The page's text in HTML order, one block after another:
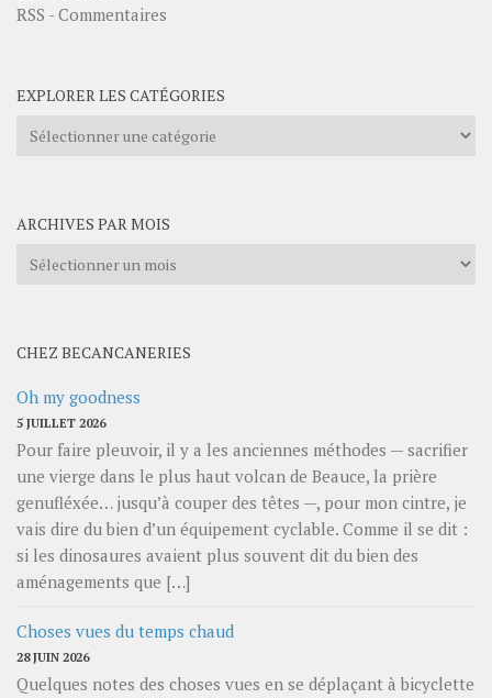
RSS - Commentaires
EXPLORER LES CATÉGORIES
Explorer
ARCHIVES PAR MOIS
Archives
CHEZ BECANCANERIES
Oh my goodness
5 JUILLET 2026
Pour faire pleuvoir, il y a les anciennes méthodes — sacrifier
une vierge dans le plus haut volcan de Beauce, la prière
genufléxée… jusqu’à couper des têtes —, pour mon cintre, je
vais dire du bien d’un équipement cyclable. Comme il se dit :
si les dinosaures avaient plus souvent dit du bien des
aménagements que […]
Choses vues du temps chaud
28 JUIN 2026
Quelques notes des choses vues en se déplaçant à bicyclette